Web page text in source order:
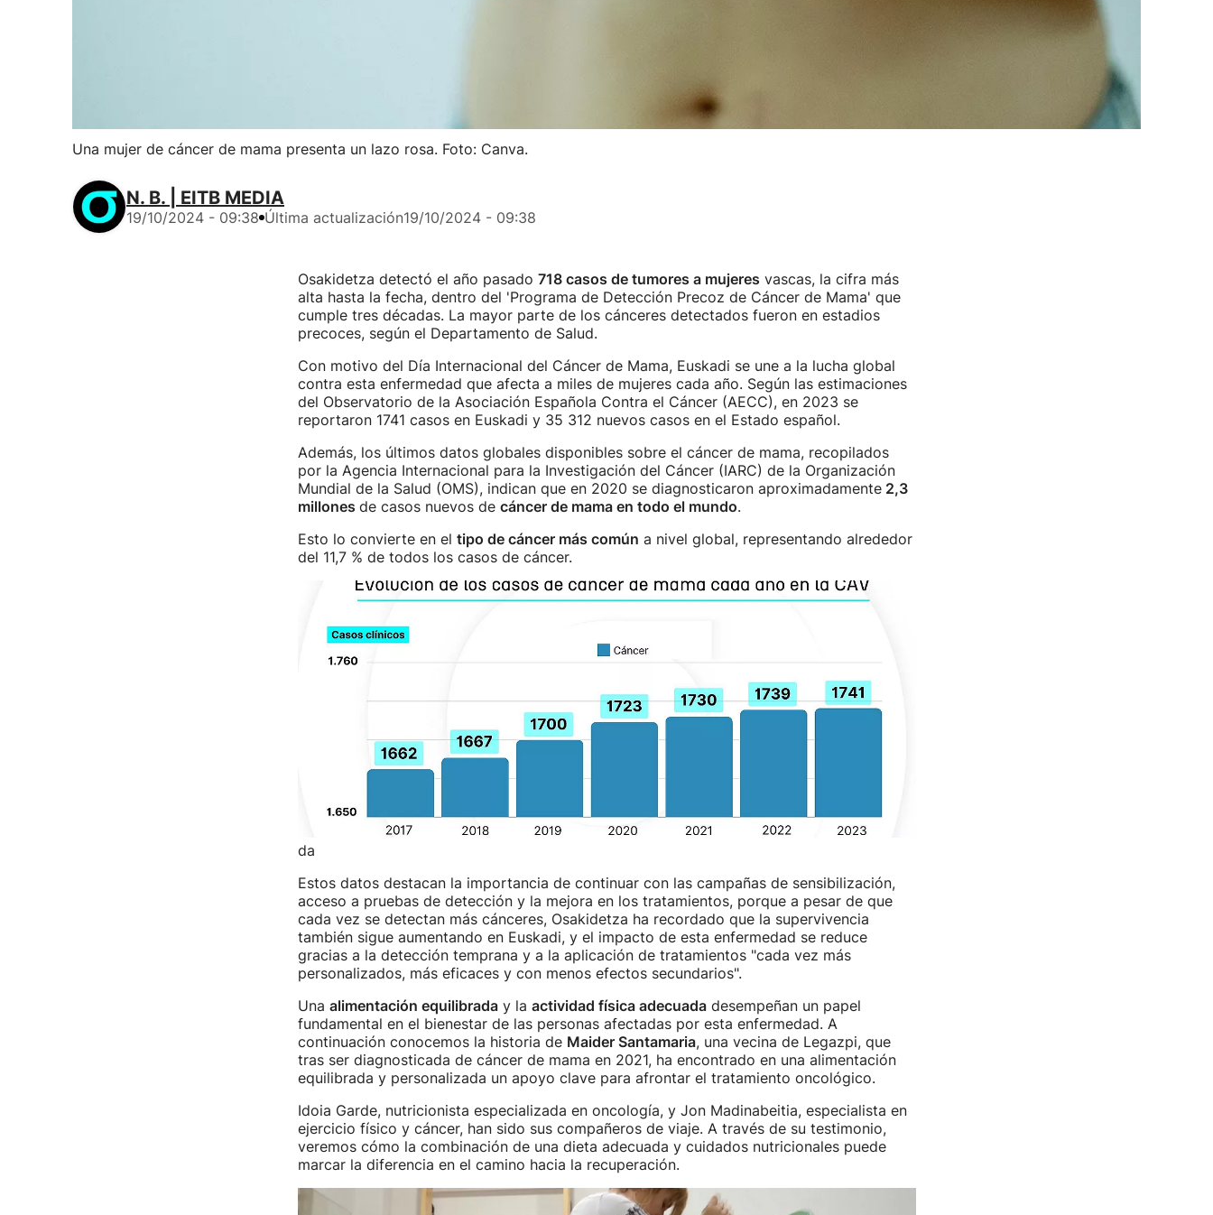
Una mujer de cáncer de mama presenta un lazo rosa. Foto: Canva.
N. B. | EITB MEDIA
19/10/2024 - 09:38 Última actualización19/10/2024 - 09:38
Osakidetza detectó el año pasado 718 casos de tumores a mujeres vascas, la cifra más
alta hasta la fecha, dentro del 'Programa de Detección Precoz de Cáncer de Mama' que
cumple tres décadas. La mayor parte de los cánceres detectados fueron en estadios
precoces, según el Departamento de Salud.
Con motivo del Día Internacional del Cáncer de Mama, Euskadi se une a la lucha global
contra esta enfermedad que afecta a miles de mujeres cada año. Según las estimaciones
del Observatorio de la Asociación Española Contra el Cáncer (AECC), en 2023 se
reportaron 1741 casos en Euskadi y 35 312 nuevos casos en el Estado español.
Además, los últimos datos globales disponibles sobre el cáncer de mama, recopilados
por la Agencia Internacional para la Investigación del Cáncer (IARC) de la Organización
Mundial de la Salud (OMS), indican que en 2020 se diagnosticaron aproximadamente2,3
millones de casos nuevos de cáncer de mama en todo el mundo.
Esto lo convierte en el tipo de cáncer más común a nivel global, representando alrededor
del 11,7 % de todos los casos de cáncer.
da
Estos datos destacan la importancia de continuar con las campañas de sensibilización,
acceso a pruebas de detección y la mejora en los tratamientos, porque a pesar de que
cada vez se detectan más cánceres, Osakidetza ha recordado que la supervivencia
también sigue aumentando en Euskadi, y el impacto de esta enfermedad se reduce
gracias a la detección temprana y a la aplicación de tratamientos "cada vez más
personalizados, más eficaces y con menos efectos secundarios".
Una alimentación equilibraday la actividad física adecuadadesempeñan un papel
fundamental en el bienestar de las personas afectadas por esta enfermedad. A
continuación conocemos la historia de Maider Santamaria, una vecina de Legazpi, que
tras ser diagnosticada de cáncer de mama en 2021, ha encontrado en una alimentación
equilibrada y personalizada un apoyo clave para afrontar el tratamiento oncológico.
Idoia Garde, nutricionista especializada en oncología, y Jon Madinabeitia, especialista en
ejercicio físico y cáncer, han sido sus compañeros de viaje. A través de su testimonio,
veremos cómo la combinación de una dieta adecuada y cuidados nutricionales puede
marcar la diferencia en el camino hacia la recuperación.